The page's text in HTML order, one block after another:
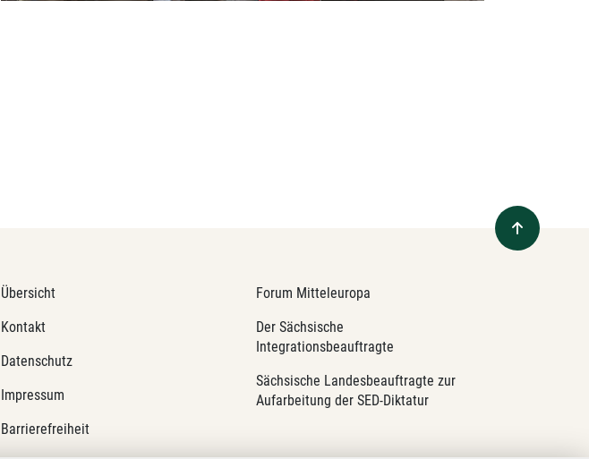
Übersicht
Kontakt
Datenschutz
Impressum
Barrierefreiheit
Forum Mitteleuropa
Der Sächsische
Integrationsbeauftragte
Sächsische Landesbeauftragte zur
Aufarbeitung der SED-Diktatur